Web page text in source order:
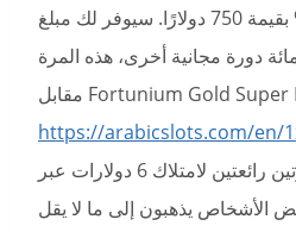
مكافأة جيدة بنسبة 100% بقيمة 750 دولارًا. سيوفر لك مبلغ
مائة دورة مجانية أخرى، هذه المرة
https://arabicslots.com/en/
يجب عليك شراء ميزتين رائعتين لامتلاك 6 دولارات عبر
الأشخاص يذهبون إلى ما لا يقل